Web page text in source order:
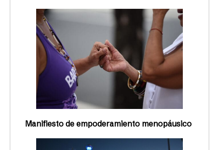
Manifiesto de empoderamiento menopáusico